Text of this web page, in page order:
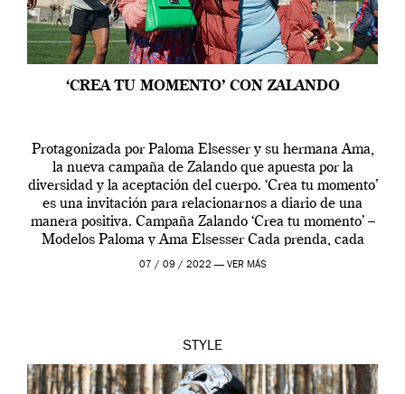
‘CREA TU MOMENTO’ CON ZALANDO
Protagonizada por Paloma Elsesser y su hermana Ama,
la nueva campaña de Zalando que apuesta por la
diversidad y la aceptación del cuerpo. ‘Crea tu momento’
es una invitación para relacionarnos a diario de una
manera positiva. Campaña Zalando ‘Crea tu momento’ –
Modelos Paloma y Ama Elsesser Cada prenda, cada
outfit, cada momento, caracteriza […]
07 / 09 / 2022 — VER MÁS
STYLE